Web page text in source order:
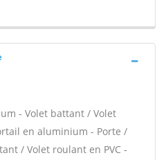
- Volet battant / Volet
en aluminium - Porte /
/ Volet roulant en PVC -